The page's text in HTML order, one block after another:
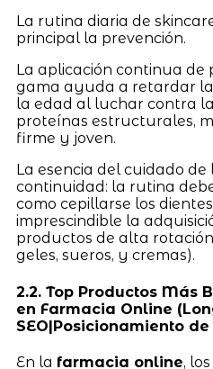
La rutina diaria de
principal la prevención.
La aplicación continua de
gama ayuda a retardar la
la edad al luchar contra
proteínas estructurales,
firme y joven.
La esencia del cuidado
continuidad: la rutina
como cepillarse los
imprescindible la
productos de alta
geles, sueros, y cremas).
2.2. Top Productos Más
en Farmacia Online
SEO|Posicionamiento
En la farmacia online,